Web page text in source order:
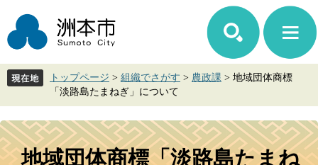
ジ
先
ュ
を
て
本
トップページ > 組織でさがす > 農政課 > 地域団体商標
「淡路島たまねぎ」について
本
文
地域団体商標「淡路島たまね